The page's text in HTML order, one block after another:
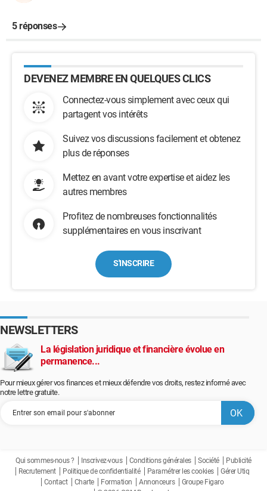
5 réponses
DEVENEZ MEMBRE EN QUELQUES CLICS
Connectez-vous simplement avec ceux qui
partagent vos intérêts
Suivez vos discussions facilement et obtenez
plus de réponses
Mettez en avant votre expertise et aidez les
autres membres
Profitez de nombreuses fonctionnalités
supplémentaires en vous inscrivant
S'INSCRIRE
NEWSLETTERS
La législation juridique et financière évolue en
permanence...
Pour mieux gérer vos finances et mieux défendre vos droits, restez informé avec
notre lettre gratuite.
Qui sommes-nous ? Inscrivez-vous Conditions générales Société
Publicité
Recrutement
Politique de confidentialité Paramétrer les cookies
Gérer Utiq
Contact
Charte Formation Annonceurs
Groupe Figaro